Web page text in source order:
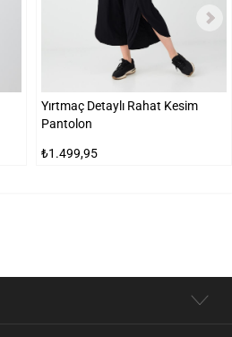
Yırtmaç Detaylı Rahat Kesim
Pantolon
₺1.499,95